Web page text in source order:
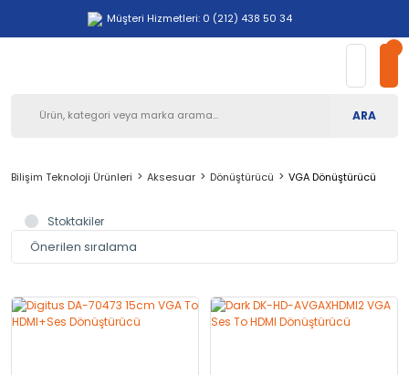
Müşteri Hizmetleri: 0 (212) 438 50 34
ARA
Bilişim Teknoloji Ürünleri Aksesuar Dönüştürücü VGA Dönüştürücü
Stoktakiler